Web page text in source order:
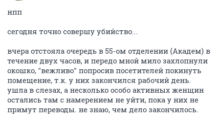
нпп
сегодня точно совершу убийство...
вчера отстояла очередь в 55-ом отделении (Академ) в
течение двух часов, и передо мной мило захлопнули
окошко, "вежливо" попросив посетителей покинуть
помещение, т.к. у них закончился рабочий день.
ушла в слезах, а несколько особо активных женщин
остались там с намерением не уйти, пока у них не
примут переводы. не знаю, чем дело закончилось.